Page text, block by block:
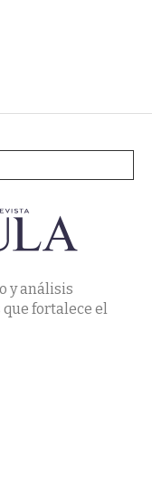
y análisis
fortalece el